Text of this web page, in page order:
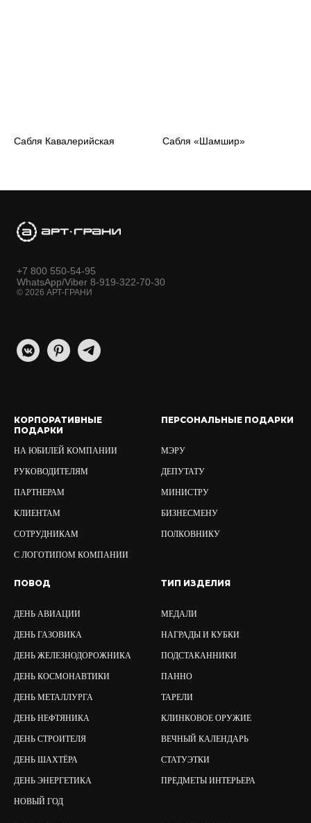
Сабля Кавалерийская Сабля «Шамшир»
+7 800 550-54-95
WhatsApp/Viber 8-919-322-70-30
© 2026 АРТ-ГРАНИ
КОРПОРАТИВНЫЕ
ПОДАРКИ
НА ЮБИЛЕЙ КОМПАНИИ
РУКОВОДИТЕЛЯМ
ПАРТНЕРАМ
КЛИЕНТАМ
СОТРУДНИКАМ
С ЛОГОТИПОМ КОМПАНИИ
ПЕРСОНАЛЬНЫЕ ПОДАРКИ
МЭРУ
ДЕПУТАТУ
МИНИСТРУ
БИЗНЕСМЕНУ
ПОЛКОВНИКУ
ПОВОД
ДЕНЬ АВИАЦИИ
ДЕНЬ ГАЗОВИКА
ДЕНЬ ЖЕЛЕЗНОДОРОЖНИКА
ДЕНЬ КОСМОНАВТИКИ
ДЕНЬ МЕТАЛЛУРГА
ДЕНЬ НЕФТЯНИКА
ДЕНЬ СТРОИТЕЛЯ
ДЕНЬ ШАХТЁРА
ДЕНЬ ЭНЕРГЕТИКА
НОВЫЙ ГОД
ТИП ИЗДЕЛИЯ
МЕДАЛИ
НАГРАДЫ И КУБКИ
ПОДСТАКАННИКИ
ПАННО
ТАРЕЛИ
КЛИНКОВОЕ ОРУЖИЕ
ВЕЧНЫЙ КАЛЕНДАРЬ
СТАТУЭТКИ
ПРЕДМЕТЫ ИНТЕРЬЕРА